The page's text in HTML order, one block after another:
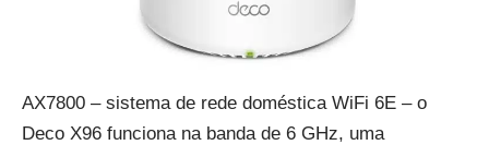
AX7800 – sistema de rede doméstica WiFi 6E – o
Deco X96 funciona na banda de 6 GHz, uma